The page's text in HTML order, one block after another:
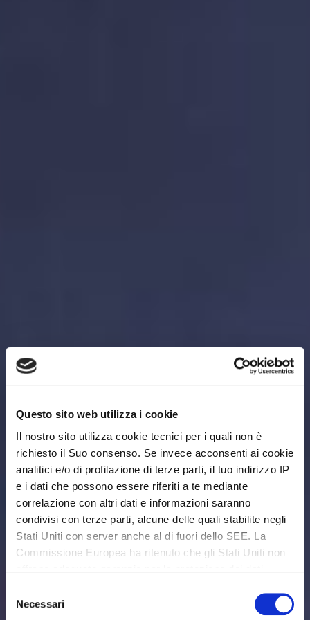
Questo sito web utilizza i cookie
Il nostro sito utilizza cookie tecnici per i quali non è
richiesto il Suo consenso. Se invece acconsenti ai cookie
analitici e/o di profilazione di terze parti, il tuo indirizzo IP
e i dati che possono essere riferiti a te mediante
correlazione con altri dati e informazioni saranno
condivisi con terze parti, alcune delle quali stabilite negli
Stati Uniti con server anche al di fuori dello SEE. La
Commissione Europea ha ritenuto che gli Stati Uniti non
stessi da parte delle autorità governative, ai mezzi di
delNecessari